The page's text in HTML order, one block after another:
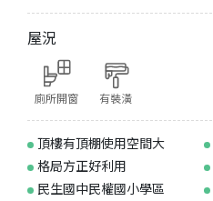
屋況
廁所開窗 有裝潢
頂樓有頂棚使用空間大
格局方正好利用
民生國中民權國小學區